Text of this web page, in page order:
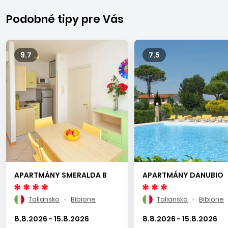
km severne od Benátok. Pozostáva z viacerých častí –
centrálnej a živej Bibione Spiaggia, zelenej Lido del Sole,
pokojnej Pinedy a Lido dei Pini. More je zväčša pokojné, s
vysokým obsahom jódu a solí a s dlhým pozvoľným
vstupom do mora, kde sa rodičia nemusia báť o svoje
ratolesti. Čistá, udržiavaná 8 km dlhá piesočnatá široká pláž
vybavená sprchami, kabínkami na prezliekanie a plážovými
barmi, je lemovaná promenádou pre peších, korčuliarov i
cyklistov. V časti Lido dei Pini môžu na pláži komfortne
dovolenkovať aj majitelia psov so svojimi domácimi
maznáčikmi. Dovolenkári majú možnosť vybrať si z
množstva obchodov, reštaurácií, kaviarní, barov, večer sa
môžu zabaviť na rôznych diskotékach. Každoročne na
začiatku septembra sa v Bibione organizujú populárne
Podobné tipy pre Vás
9.7
APARTMÁNY SMERALDA B
Taliansko Bibione
8.8.2026 - 15.8.2026
7.5
APARTMÁNY DANUBIO
Taliansko Bibione
8.8.2026 - 15.8.2026